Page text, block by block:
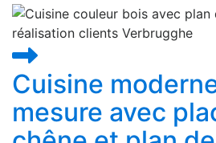
Cuisine
mesure avec